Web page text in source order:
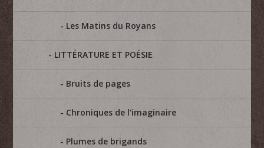
Les Matins du Royans
LITTÉRATURE ET POÉSIE
Bruits de pages
Chroniques de l'imaginaire
Plumes de brigands